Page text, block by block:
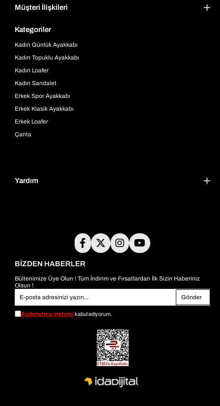
Müşteri İlişkileri
Kategoriler
Kadın Günlük Ayakkabı
Kadın Topuklu Ayakkabı
Kadın Loafer
Kadın Sandalet
Erkek Spor Ayakkabı
Erkek Klasik Ayakkabı
Erkek Loafer
Çanta
Yardım
BİZDEN HABERLER
Bültenimize Üye Olun ! Tüm İndirim ve Fırsatlardan İlk Sizin Haberiniz
Olsun !
Gönder
Aydınlatma metninikabul ediyorum.